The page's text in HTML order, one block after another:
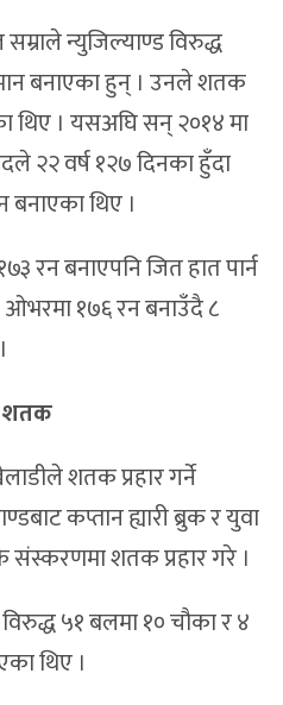
न्युजिल्याण्ड विरुद्ध
बनाएका हुन् । उनले शतक
थिए । यसअघि सन् २०१४ मा
२२ वर्ष १२७ दिनका हुँदा
बनाएका थिए ।
रन बनाएपनि जित हात पार्न
१७६ रन बनाउँदै ८
शतक
शतक प्रहार गर्ने
कप्तान ह्यारी ब्रुक र युवा
शतक प्रहार गरे ।
५१ बलमा १० चौका र ४
थिए ।